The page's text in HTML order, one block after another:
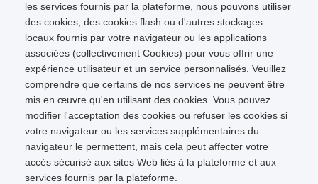
les services fournis par la plateforme, nous pouvons utiliser
des cookies, des cookies flash ou d'autres stockages
locaux fournis par votre navigateur ou les applications
associées (collectivement Cookies) pour vous offrir une
expérience utilisateur et un service personnalisés. Veuillez
comprendre que certains de nos services ne peuvent être
mis en œuvre qu'en utilisant des cookies. Vous pouvez
modifier l'acceptation des cookies ou refuser les cookies si
votre navigateur ou les services supplémentaires du
navigateur le permettent, mais cela peut affecter votre
accès sécurisé aux sites Web liés à la plateforme et aux
services fournis par la plateforme.